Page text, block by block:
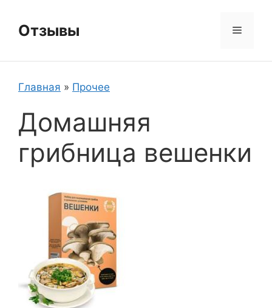
содержимому
Отзывы Меню
Главная » Прочее
Домашняя
грибница вешенки